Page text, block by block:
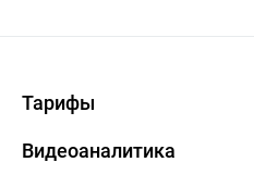
Тарифы
Видеоаналитика